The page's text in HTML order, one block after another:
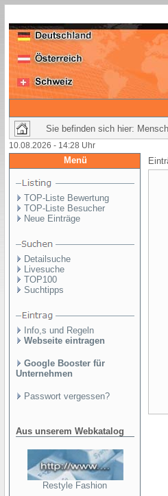
Sie befinden sich hier:
10.08.2026 - 14:28 Uhr
Menü
TOP-Liste Bewertung
TOP-Liste Besucher
Neue Einträge
Detailsuche
Livesuche
TOP100
Suchtipps
Info,s und Regeln
Webseite eintragen
Google Booster für
Unternehmen
Passwort vergessen?
Aus unserem Webkatalog
Restyle Fashion